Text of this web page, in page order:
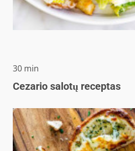
30minučių
min
Cezario salotų receptas